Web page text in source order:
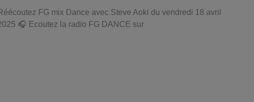
FG mix Dance avec Steve Aoki du vendredi 18 avril
🎧 Ecoutez la radio FG DANCE sur